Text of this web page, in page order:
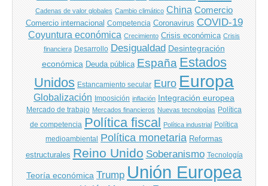
Cadenas de valor globales Cambio climático China Comercio
Comercio internacional Competencia Coronavirus COVID-19
Coyuntura económica Crecimiento Crisis económica Crisis
financiera
Desarrollo Desigualdad Desintegración
económica Deuda pública España Estados
Unidos Estancamiento secular Euro Europa
Globalización Imposición inflación Integración europea
Mercado de trabajo Mercados financieros Nuevas tecnologías Política
de competencia Política fiscal Política industrial
Política
medioambiental Política monetaria Reformas
estructurales Reino Unido Soberanismo Tecnología
Teoría económica Trump Unión Europea